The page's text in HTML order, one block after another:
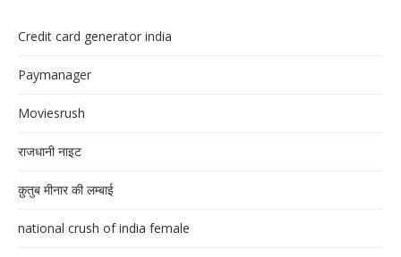
Credit card generator india
Paymanager
Moviesrush
राजधानी नाइट
क़ुतुब मीनार की लम्बाई
national crush of india female